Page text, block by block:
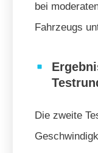
bei
Fahrzeugs
Die zweite